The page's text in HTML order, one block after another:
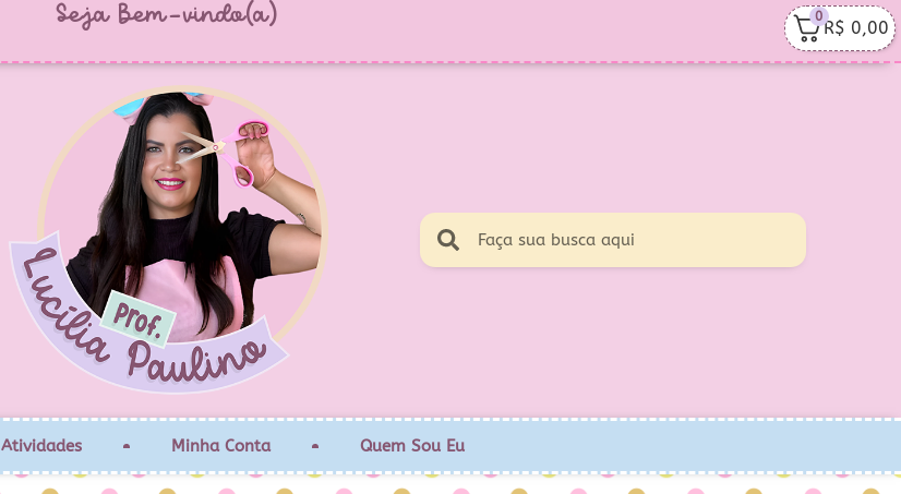
Seja Bem-vindo(a) 0
R$ 0,00
Atividades Minha Conta Quem Sou Eu